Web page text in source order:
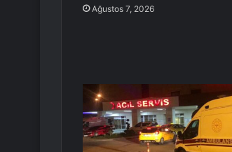
Ağustos 7, 2026